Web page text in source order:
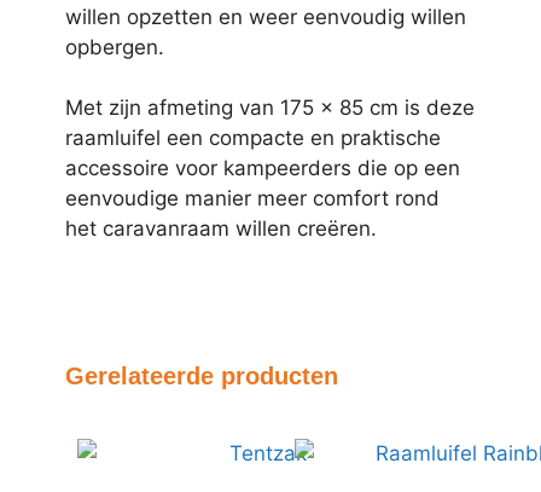
willen opzetten en weer eenvoudig willen
opbergen.
Met zijn afmeting van 175 x 85 cm is deze
raamluifel een compacte en praktische
accessoire voor kampeerders die op een
eenvoudige manier meer comfort rond
het caravanraam willen creëren.
Gerelateerde producten